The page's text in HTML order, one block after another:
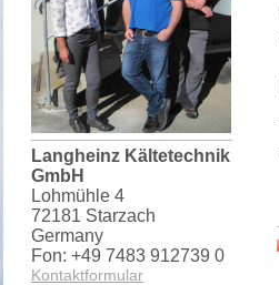
Langheinz Kältetechnik
GmbH
Lohmühle 4
72181 Starzach
Germany
Fon: +49 7483 912739 0
Kontaktformular